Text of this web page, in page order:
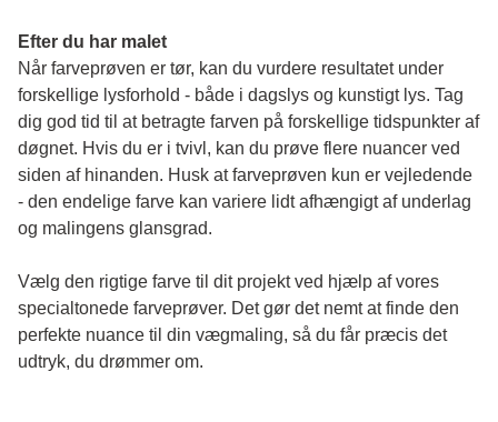
Efter du har malet
Når farveprøven er tør, kan du vurdere resultatet under
forskellige lysforhold - både i dagslys og kunstigt lys. Tag
dig god tid til at betragte farven på forskellige tidspunkter af
døgnet. Hvis du er i tvivl, kan du prøve flere nuancer ved
siden af hinanden. Husk at farveprøven kun er vejledende
- den endelige farve kan variere lidt afhængigt af underlag
og malingens glansgrad.
Vælg den rigtige farve til dit projekt ved hjælp af vores
specialtonede farveprøver. Det gør det nemt at finde den
perfekte nuance til din vægmaling, så du får præcis det
udtryk, du drømmer om.